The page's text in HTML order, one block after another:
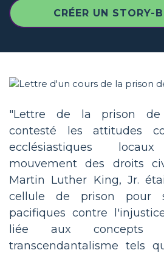
CRÉER UN STORY-
"Lettre de la prison de
contesté les attitudes
ecclésiastiques
mouvement des droits
Martin Luther King, Jr.
cellule de prison pour
pacifiques contre
liée aux concepts
transcendantalisme tels